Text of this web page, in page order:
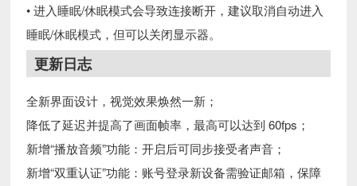
• 进入睡眠/休眠模式会导致连接断开，建议取消自动进入
睡眠/休眠模式，但可以关闭显示器。
更新日志
全新界面设计，视觉效果焕然一新；
降低了延迟并提高了画面帧率，最高可以达到 60fps；
新增“播放音频”功能：开启后可同步接受者声音；
新增“双重认证”功能：账号登录新设备需验证邮箱，保障